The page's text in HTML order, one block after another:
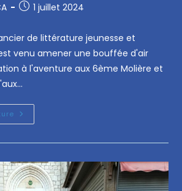
1 juillet 2024
de littérature jeunesse et
venu amener une bouffée d'air
à l'aventure aux 6ème Molière et